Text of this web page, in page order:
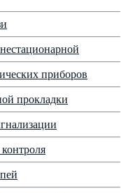
приборов
прокладки